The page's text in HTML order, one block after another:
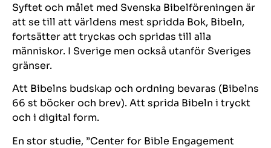
Syftet och målet med Svenska Bibelföreningen är
att se till att världens mest spridda Bok, Bibeln,
fortsätter att tryckas och spridas till alla
människor. I Sverige men också utanför Sveriges
gränser.
Att Bibelns budskap och ordning bevaras (Bibelns
66 st böcker och brev). Att sprida Bibeln i tryckt
och i digital form.
En stor studie, ”Center for Bible Engagement